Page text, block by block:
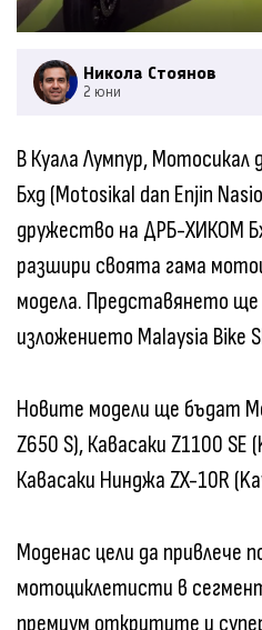
Никола Стоянов
2 юни
В Куала Лумпур, Мотосикал
Бхд (Motosikal dan Enjin
дружество на ДРБ-ХИКОМ
разшири своята гама
модела. Представянето
изложението Malaysia Bike
Новите модели ще бъдат
Z650 S), Кавасаки Z1100 SE
Кавасаки Нинджа ZX-10R
Моденас цели да привлече
мотоциклетисти в
премиум откритите и